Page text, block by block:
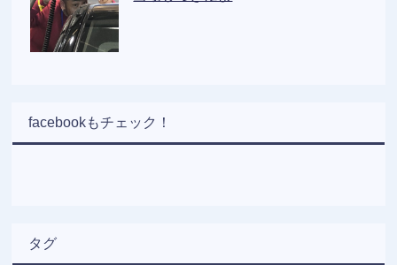
facebookもチェック！
タグ